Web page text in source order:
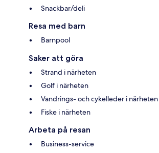
Snackbar/deli
Resa med barn
Barnpool
Saker att göra
Strand i närheten
Golf i närheten
Vandrings- och cykelleder i närheten
Fiske i närheten
Arbeta på resan
Business-service